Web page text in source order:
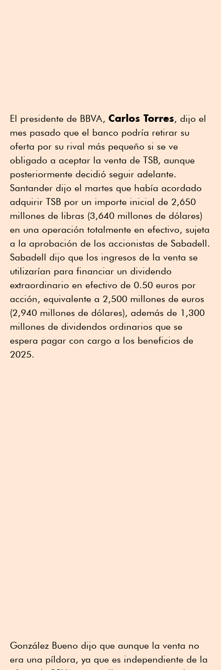
El presidente de BBVA, Carlos Torres, dijo el
mes pasado que el banco podría retirar su
oferta por su rival más pequeño si se ve
obligado a aceptar la venta de TSB, aunque
posteriormente decidió seguir adelante.
Santander dijo el martes que había acordado
adquirir TSB por un importe inicial de 2,650
millones de libras (3,640 millones de dólares)
en una operación totalmente en efectivo, sujeta
a la aprobación de los accionistas de Sabadell.
Sabadell dijo que los ingresos de la venta se
utilizarían para financiar un dividendo
extraordinario en efectivo de 0.50 euros por
acción, equivalente a 2,500 millones de euros
(2,940 millones de dólares), además de 1,300
millones de dividendos ordinarios que se
espera pagar con cargo a los beneficios de
2025.
González Bueno dijo que aunque la venta no
era una píldora, ya que es independiente de la